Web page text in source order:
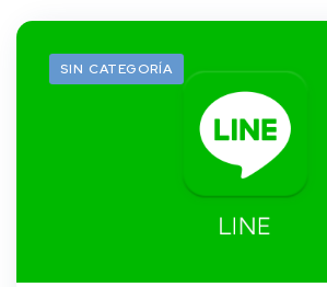
SIN CATEGORÍA